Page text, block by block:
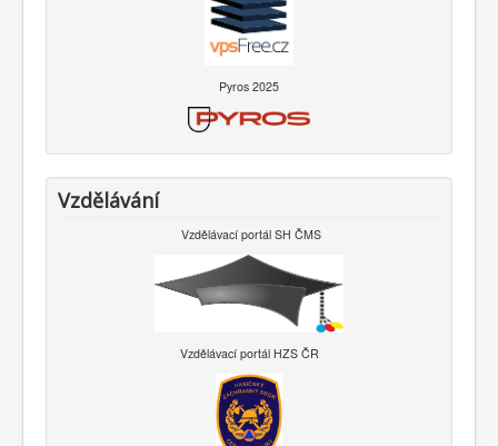
Pyros 2025
Vzdělávání
Vzdělávací portál SH ČMS
Vzdělávací portál HZS ČR